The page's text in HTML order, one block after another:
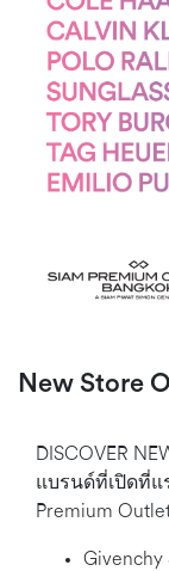
New Store
DISCOVER
แบรนด์ที่เปิดที่แ
Premium
Givenchy